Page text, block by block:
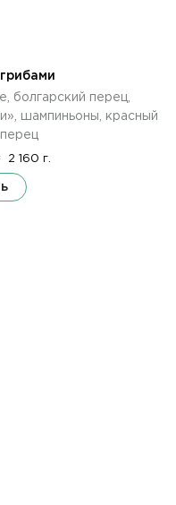
болгарский перец,
шампиньоны, красный
2 160 г.